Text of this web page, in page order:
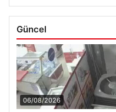
Güncel
06/08/2026